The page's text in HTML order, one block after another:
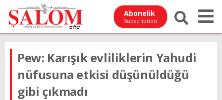
Abonelik
Subscription
Pew: Karışık evliliklerin Yahudi
nüfusuna etkisi düşünüldüğü
gibi çıkmadı